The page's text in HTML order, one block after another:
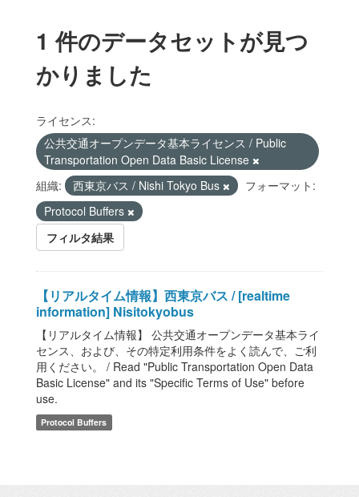
1 件のデータセットが見つ
かりました
ライセンス:
公共交通オープンデータ基本ライセンス / Public
Transportation Open Data Basic License
組織:
西東京バス / Nishi Tokyo Bus
フォーマット:
Protocol Buffers
フィルタ結果
【リアルタイム情報】西東京バス / [realtime
information] Nisitokyobus
【リアルタイム情報】 公共交通オープンデータ基本ライ
センス、および、その特定利用条件をよく読んで、ご利
用ください。 / Read "Public Transportation Open Data
Basic License" and its "Specific Terms of Use" before
use.
Protocol Buffers